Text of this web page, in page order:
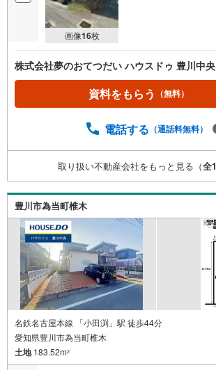
画像16枚
株式会社夢のおてつだい ハウスドゥ 豊川中央
資料をもらう （無料）
電話する （通話料無料）
取り扱い不動産会社をもっと見る（全1
豊川市為当町椎木
名鉄名古屋本線 「小田渕」駅 徒歩44分
愛知県豊川市為当町椎木
土地183.52m2